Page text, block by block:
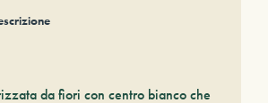
da fiori con centro bianco che